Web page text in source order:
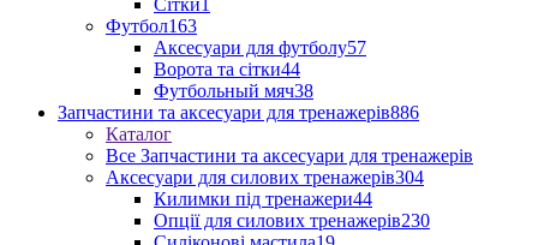
Сітки1
Футбол163
Аксесуари для футболу57
Ворота та сітки44
Футбольный мяч38
Запчастини та аксесуари для тренажерів886
Каталог
Все Запчастини та аксесуари для тренажерів
Аксесуари для силових тренажерів304
Килимки під тренажери44
Опції для силових тренажерів230